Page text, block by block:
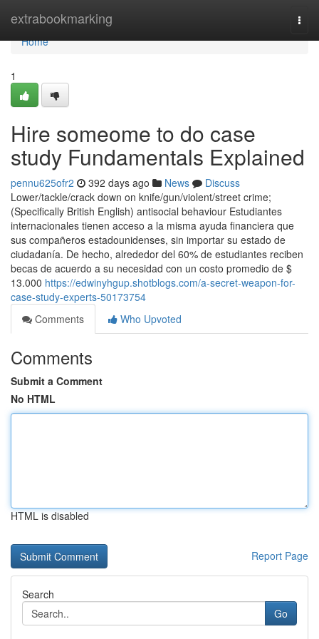
extrabookmarking
Home
Home
1
Hire someome to do case
study Fundamentals Explained
pennu625ofr2 392 days ago News
Discuss
Lower/​tackle/​crack down on knife/​gun/​violent/​street crime;
(Specifically British English) antisocial behaviour Estudiantes
internacionales tienen acceso a la misma ayuda financiera que
sus compañeros estadounidenses, sin importar su estado de
ciudadanía. De hecho, alrededor del 60% de estudiantes reciben
becas de acuerdo a su necesidad con un costo promedio de $
13.000 https://edwinyhgup.shotblogs.com/a-secret-weapon-for-
case-study-experts-50173754
Comments
Who Upvoted
Comments
Submit a Comment
No HTML
HTML is disabled
Report Page
Search
Go